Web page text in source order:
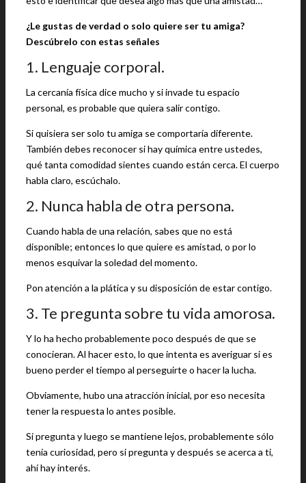
¿Le gustas de verdad o solo quiere ser tu amiga?
Descúbrelo con estas señales
1. Lenguaje corporal.
La cercanía física dice mucho y si invade tu espacio
personal, es probable que quiera salir contigo.
Si quisiera ser solo tu amiga se comportaría diferente.
También debes reconocer si hay química entre ustedes,
qué tanta comodidad sientes cuando están cerca. El cuerpo
habla claro, escúchalo.
2. Nunca habla de otra persona.
Cuando habla de una relación, sabes que no está
disponible; entonces lo que quiere es amistad, o por lo
menos esquivar la soledad del momento.
Pon atención a la plática y su disposición de estar contigo.
3. Te pregunta sobre tu vida amorosa.
Y lo ha hecho probablemente poco después de que se
conocieran. Al hacer esto, lo que intenta es averiguar si es
bueno perder el tiempo al perseguirte o hacer la lucha.
Obviamente, hubo una atracción inicial, por eso necesita
tener la respuesta lo antes posible.
Si pregunta y luego se mantiene lejos, probablemente sólo
tenía curiosidad, pero si pregunta y después se acerca a ti,
ahí hay interés.